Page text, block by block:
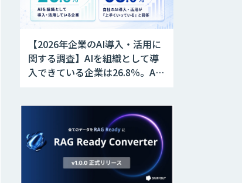
【2026年企業のAI導入・活用に
関する調査】AIを組織として導
入できている企業は26.8％。AI